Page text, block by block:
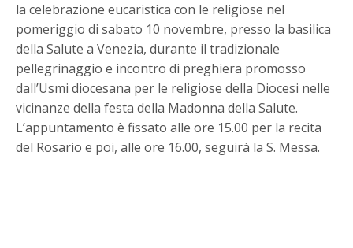
la celebrazione eucaristica con le religiose nel
pomeriggio di sabato 10 novembre, presso la basilica
della Salute a Venezia, durante il tradizionale
pellegrinaggio e incontro di preghiera promosso
dall’Usmi diocesana per le religiose della Diocesi nelle
vicinanze della festa della Madonna della Salute.
L’appuntamento è fissato alle ore 15.00 per la recita
del Rosario e poi, alle ore 16.00, seguirà la S. Messa.